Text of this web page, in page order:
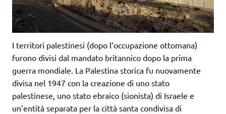
I territori palestinesi (dopo l’occupazione ottomana)
furono divisi dal mandato britannico dopo la prima
guerra mondiale. La Palestina storica fu nuovamente
divisa nel 1947 con la creazione di uno stato
palestinese, uno stato ebraico (sionista) di Israele e
un’entità separata per la città santa condivisa di